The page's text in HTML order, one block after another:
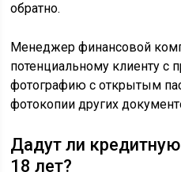
обратно.
Менеджер финансовой
потенциальному клиенту с
фотографию с открытым
фотокопии других
Дадут ли
18 лет?